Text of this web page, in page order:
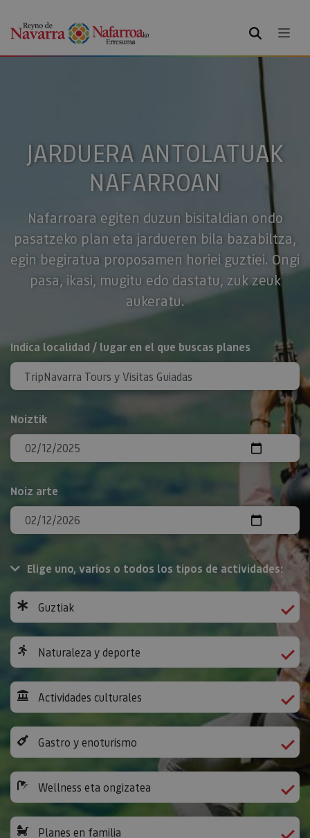
BILATU
JARDUERA ANTOLATUAK
NAFARROAN
Nafarroara egiten duzun bisitaldian ondo
pasatzeko plan eta jardueren bila bazabiltza,
egin begiratua proposamen horiei guztiei. Ongi
pasa, ikasi, mugitu edo dastatu, zuk zeuk
aukeratu.
BILATU
Indica localidad / lugar en el que buscas planes
Noiztik
Noiz arte
Elige uno, varios o todos los tipos de actividades:
Guztiak
Naturaleza y deporte
Actividades culturales
Gastro y enoturismo
Wellness eta ongizatea
Planes en familia